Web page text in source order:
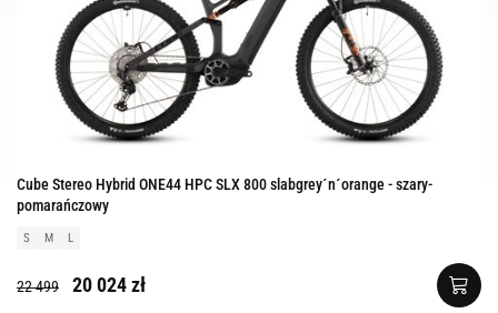
Cube Stereo Hybrid ONE44 HPC SLX 800 slabgrey´n´orange - szary-
pomarańczowy
S M L
22 499 20 024 zł